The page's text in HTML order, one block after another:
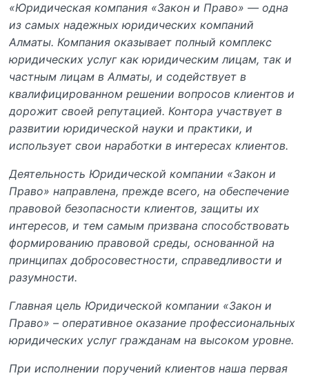
«Юридическая компания «Закон и Право» — одна
из самых надежных юридических компаний
Алматы. Компания оказывает полный комплекс
юридических услуг как юридическим лицам, так и
частным лицам в Алматы, и содействует в
квалифицированном решении вопросов клиентов и
дорожит своей репутацией. Контора участвует в
развитии юридической науки и практики, и
использует свои наработки в интересах клиентов.
Деятельность Юридической компании «Закон и
Право» направлена, прежде всего, на обеспечение
правовой безопасности клиентов, защиты их
интересов, и тем самым призвана способствовать
формированию правовой среды, основанной на
принципах добросовестности, справедливости и
разумности.
Главная цель Юридической компании «Закон и
Право» – оперативное оказание профессиональных
юридических услуг гражданам на высоком уровне.
При исполнении поручений клиентов наша первая